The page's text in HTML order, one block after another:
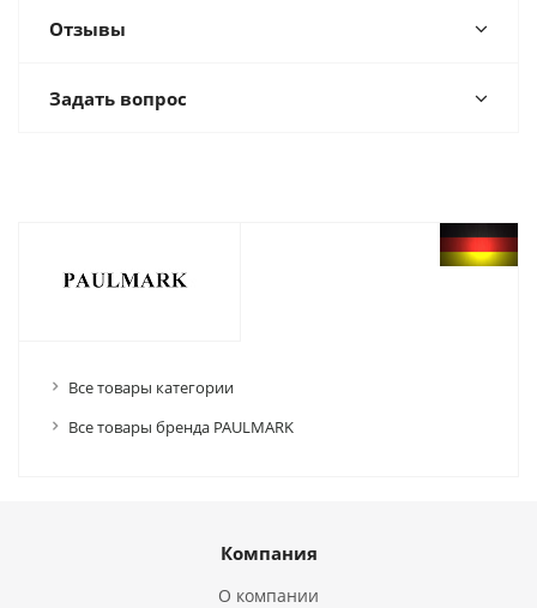
Отзывы
Задать вопрос
Все товары категории
Все товары бренда PAULMARK
Компания
О компании